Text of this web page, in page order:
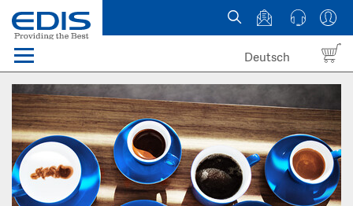
Menü
Domain names
Hosting
News
Deutsch